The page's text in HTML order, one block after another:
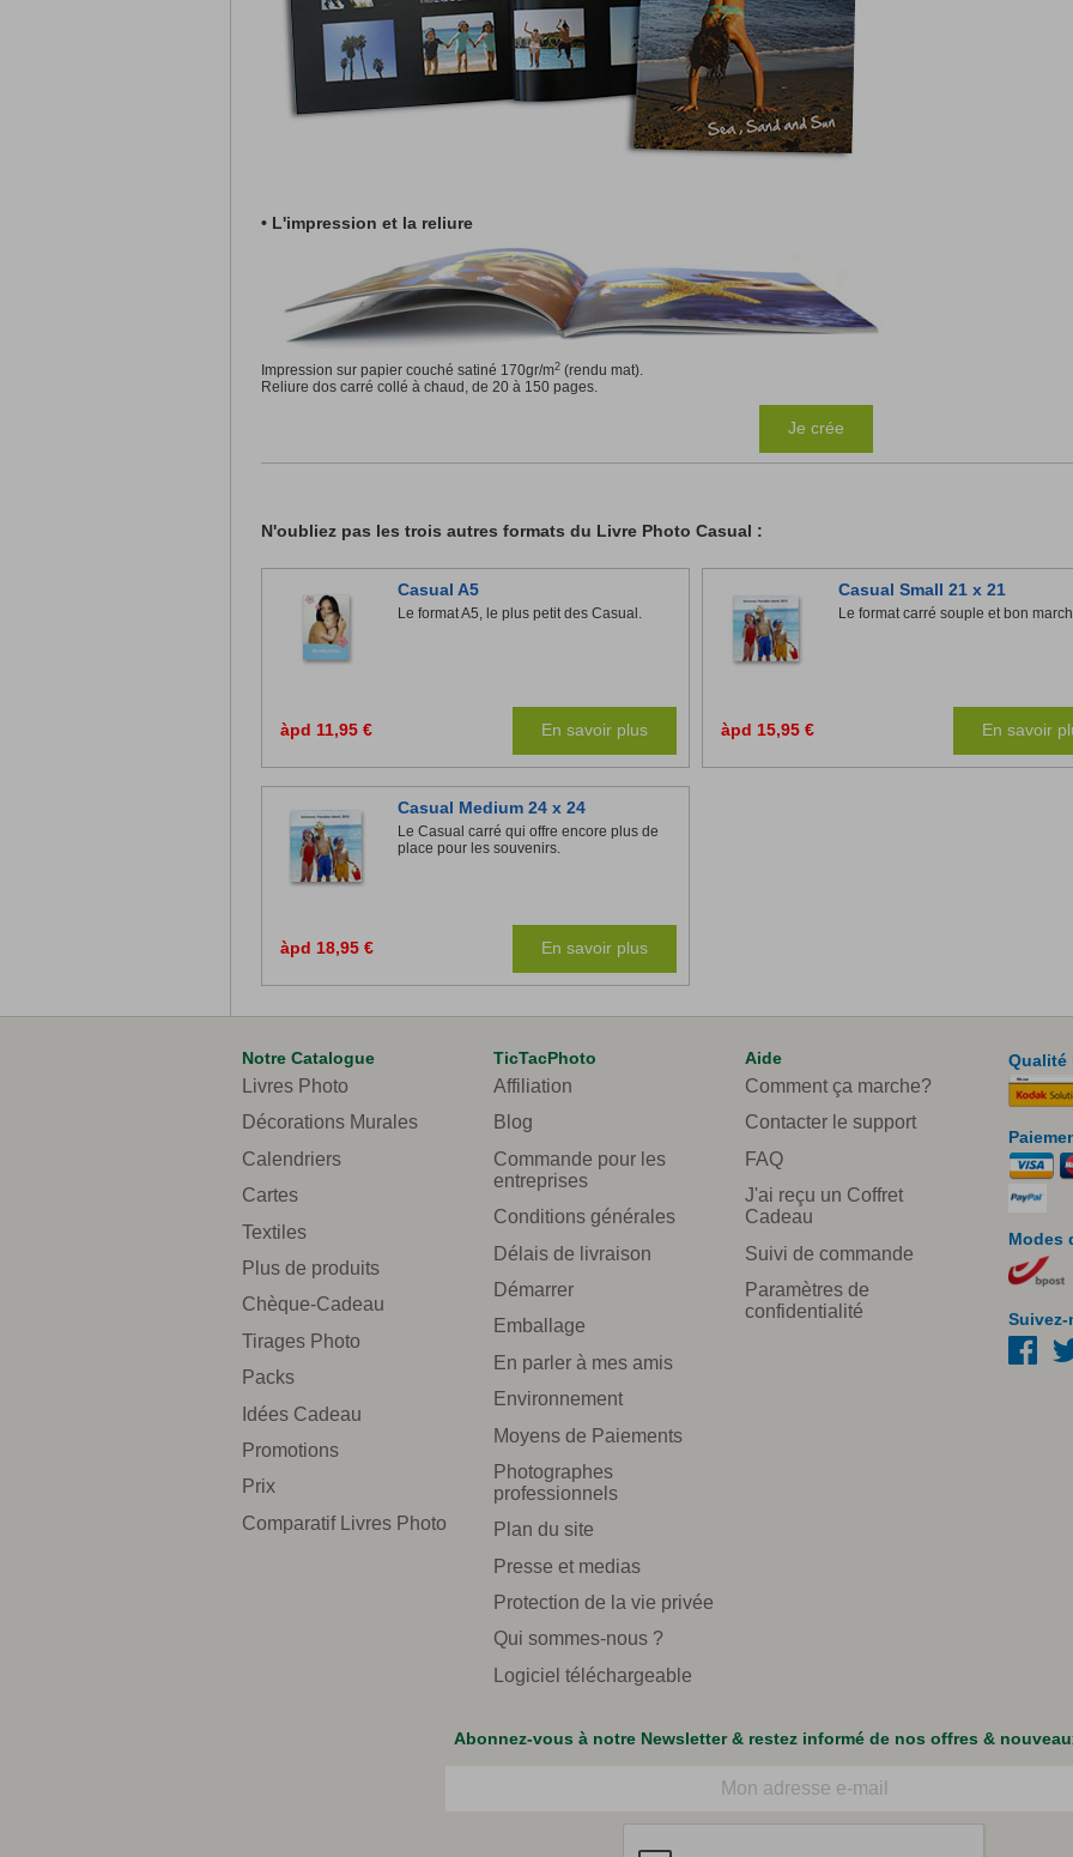
• L'impression et la reliure
Impression sur papier couché satiné 170gr/m2 (rendu mat).
Reliure dos carré collé à chaud, de 20 à 150 pages.
Je crée
N'oubliez pas les trois autres formats du Livre Photo Casual :
Casual A5
Le format A5, le plus petit des Casual.
àpd 11,95 € En savoir plus
Casual Small 21 x 21
Le format carré souple et bon
àpd 15,95 € En savoir
Casual Medium 24 x 24
Le Casual carré qui offre encore plus de
place pour les souvenirs.
àpd 18,95 € En savoir plus
Notre Catalogue
Livres Photo
Décorations Murales
Calendriers
Cartes
Textiles
Plus de produits
Chèque-Cadeau
Tirages Photo
Packs
Idées Cadeau
Promotions
Prix
Comparatif Livres Photo
TicTacPhoto
Affiliation
Blog
Commande pour les
entreprises
Conditions générales
Délais de livraison
Démarrer
Emballage
En parler à mes amis
Environnement
Moyens de Paiements
Photographes
professionnels
Plan du site
Presse et medias
Protection de la vie privée
Qui sommes-nous ?
Logiciel téléchargeable
Aide
Comment ça marche?
Contacter le support
FAQ
J'ai reçu un Coffret
Cadeau
Suivi de commande
Paramètres de
confidentialité
Qualité
Modes
Abonnez-vous à notre Newsletter & restez informé de nos offres &